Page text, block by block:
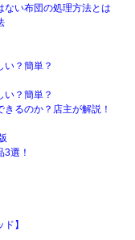
ない布団の処理方法とは
い？簡単？
い？簡単？
るのか？店主が解説！
選！
】